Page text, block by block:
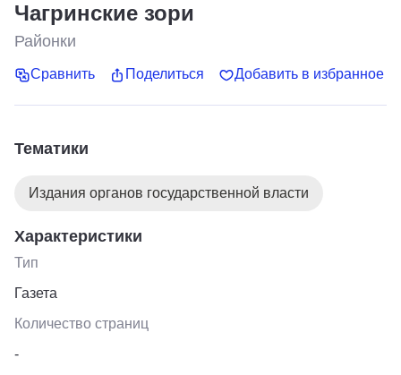
Чагринские зори
Районки
Сравнить Поделиться Добавить в избранное
Тематики
Издания органов государственной власти
Характеристики
Тип
Газета
Количество страниц
-